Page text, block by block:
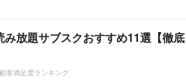
み放題サブスクおすすめ11選【徹底
客満足度ランキング